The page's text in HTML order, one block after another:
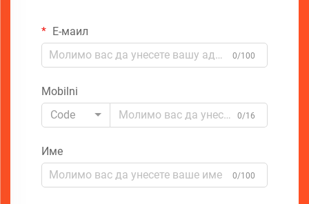
Е-маил
0/100
Mobilni
Code
0/16
Име
0/100